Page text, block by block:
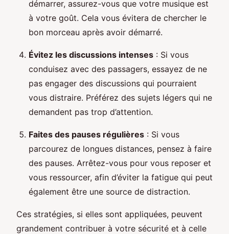
démarrer, assurez-vous que votre musique est
à votre goût. Cela vous évitera de chercher le
bon morceau après avoir démarré.
Évitez les discussions intenses : Si vous
conduisez avec des passagers, essayez de ne
pas engager des discussions qui pourraient
vous distraire. Préférez des sujets légers qui ne
demandent pas trop d’attention.
Faites des pauses régulières : Si vous
parcourez de longues distances, pensez à faire
des pauses. Arrêtez-vous pour vous reposer et
vous ressourcer, afin d’éviter la fatigue qui peut
également être une source de distraction.
Ces stratégies, si elles sont appliquées, peuvent
grandement contribuer à votre sécurité et à celle